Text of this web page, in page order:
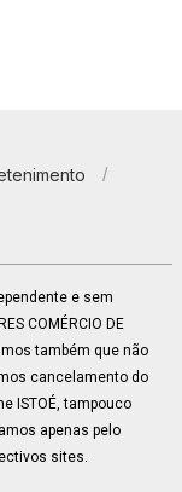
e sem
COMÉRCIO DE
também que não
cancelamento do
ISTOÉ, tampouco
apenas pelo
sites.